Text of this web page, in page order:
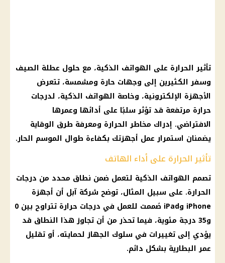
تأثير الحرارة على الهواتف الذكية، مع حلول عطلة الصيف
وسفر الكثيرين إلى وجهات حارة ومشمسة، تتعرض
الأجهزة الإلكترونية، وخاصة الهواتف الذكية، لدرجات
حرارة مرتفعة قد تؤثر سلبًا على أدائها وعمرها
الافتراضي. إدراك مخاطر الحرارة ومعرفة طرق الوقاية
يضمنان استمرار عمل أجهزتك بكفاءة طوال الموسم الحار.
تأثير الحرارة على أداء الهاتف
تصمم الهواتف الذكية لتعمل ضمن نطاق محدد من درجات
الحرارة. على سبيل المثال، توضح شركة آبل أن أجهزة
iPhone وiPad صُممت للعمل في
درجات حرارة
تتراوح بين 0
و35 درجة مئوية، فيما تحذر من أن تجاوز هذا النطاق قد
يؤدي إلى تغييرات في سلوك الجهاز لحمايته، أو تقليل
عمر البطارية بشكل دائم.